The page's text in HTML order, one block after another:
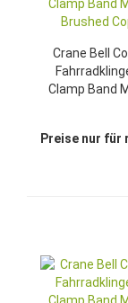
Crane Bell
Clamp Band
Preise nur